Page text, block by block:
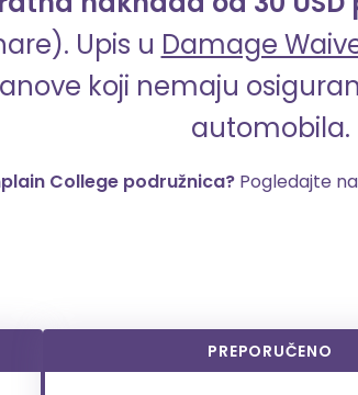
Upis u Damage
koji nemaju
automobila.
College podružnica? Pogledajte
PREPORUČENO